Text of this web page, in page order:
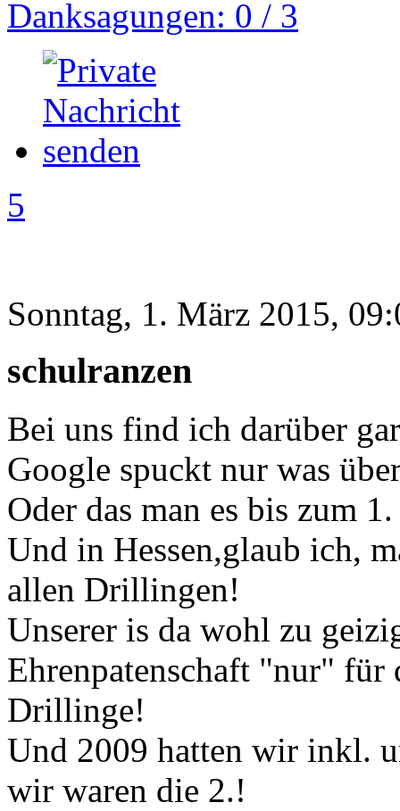
Danksagungen: 0 / 3
5
Sonntag, 1. März 2015,
schulranzen
Bei uns find ich darüber
Google spuckt nur was
Oder das man es bis zum
Und in Hessen,glaub ich,
allen Drillingen!
Unserer is da wohl zu
Ehrenpatenschaft "nur" für
Drillinge!
Und 2009 hatten wir inkl.
wir waren die 2.!